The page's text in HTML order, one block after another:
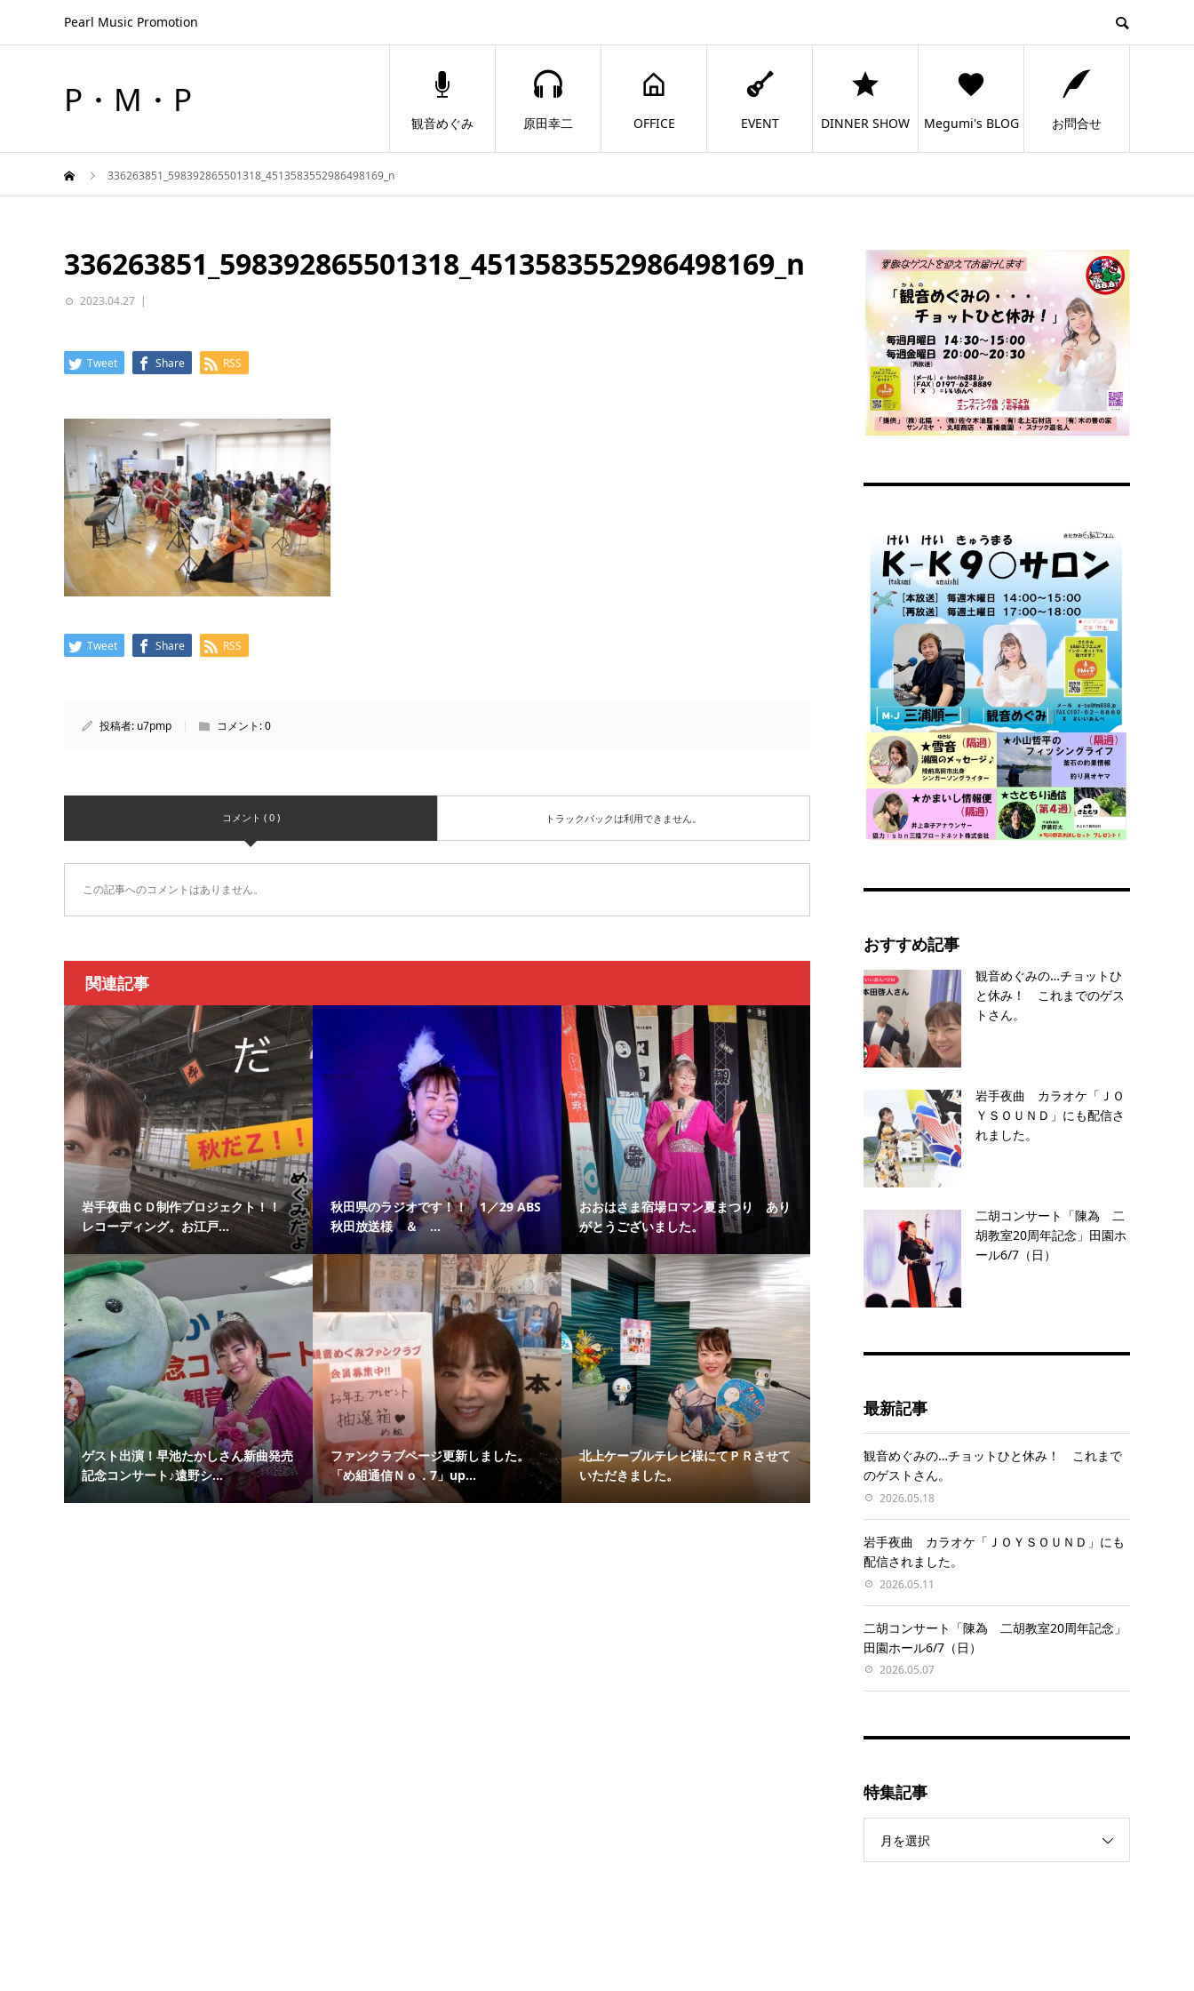
Pearl Music Promotion
P・M・P
観音めぐみ 原田幸二 OFFICE EVENT DINNER SHOW Megumi's BLOG お問合せ
336263851_598392865501318_4513583552986498169_n
336263851_598392865501318_4513583552986498169_n
2023.04.27
Tweet Share RSS
Tweet Share RSS
投稿者: u7pmp コメント:0
コメント ( 0 ) トラックバックは利用できません。
この記事へのコメントはありません。
関連記事
岩手夜曲ＣＤ制作プロジェクト！！
レコーディング。お江戸...
秋田県のラジオです！！ 1／29 ABS
秋田放送様 ＆ ...
おおはさま宿場ロマン夏まつり あり
がとうございました。
ゲスト出演！早池たかしさん新曲発売
記念コンサート♪遠野シ...
ファンクラブページ更新しました。
「め組通信Ｎｏ．7」up...
北上ケーブルテレビ様にてＰＲさせて
いただきました。
おすすめ記事
観音めぐみの…チョットひ
と休み！ これまでのゲス
トさん。
岩手夜曲 カラオケ「ＪＯ
ＹＳＯＵＮＤ」にも配信さ
れました。
二胡コンサート「陳為 二
胡教室20周年記念」田園ホ
ール6/7（日）
最新記事
観音めぐみの…チョットひと休み！ これまで
のゲストさん。
2026.05.18
岩手夜曲 カラオケ「ＪＯＹＳＯＵＮＤ」にも
配信されました。
2026.05.11
二胡コンサート「陳為 二胡教室20周年記念」
田園ホール6/7（日）
2026.05.07
特集記事
月を選択